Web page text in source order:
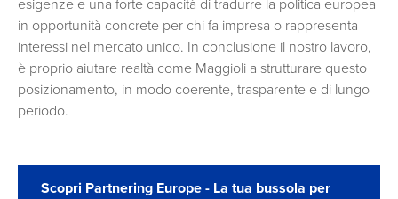
esigenze e una forte capacità di tradurre la politica europea
in opportunità concrete per chi fa impresa o rappresenta
interessi nel mercato unico. In conclusione il nostro lavoro,
è proprio aiutare realtà come Maggioli a strutturare questo
posizionamento, in modo coerente, trasparente e di lungo
periodo.
Scopri Partnering Europe - La tua bussola per